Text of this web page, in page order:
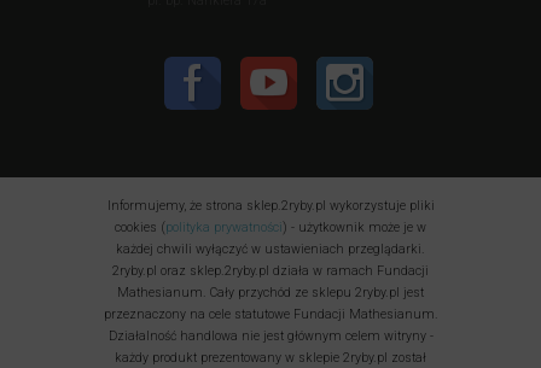
Informujemy, że strona sklep.2ryby.pl wykorzystuje pliki
cookies (polityka prywatności) - użytkownik może je w
każdej chwili wyłączyć w ustawieniach przeglądarki.
2ryby.pl oraz sklep.2ryby.pl działa w ramach Fundacji
Mathesianum. Cały przychód ze sklepu 2ryby.pl jest
przeznaczony na cele statutowe Fundacji Mathesianum.
Działalność handlowa nie jest głównym celem witryny -
każdy produkt prezentowany w sklepie 2ryby.pl został